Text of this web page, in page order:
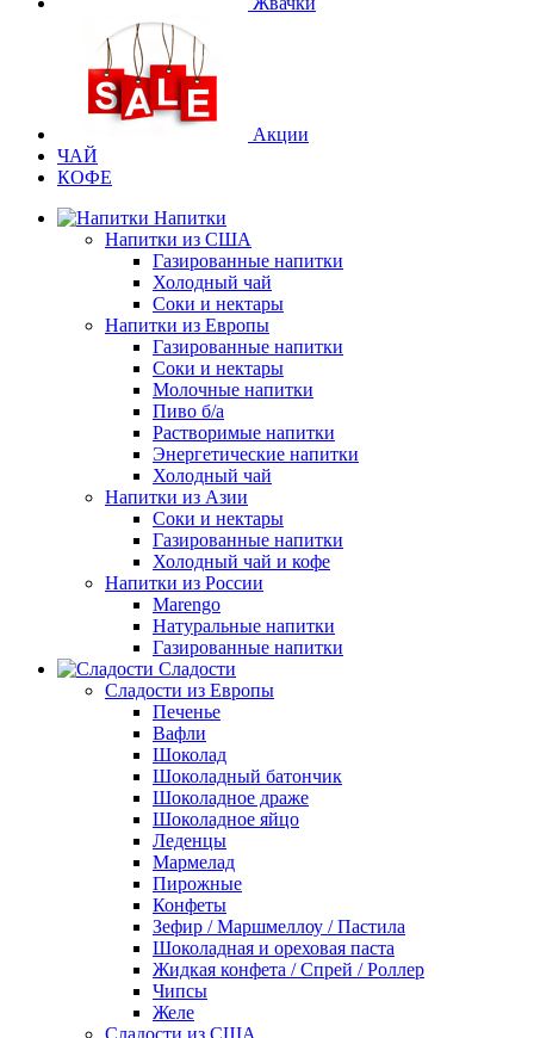
Акции
ЧАЙ
КОФЕ
Напитки
Напитки из США
Газированные напитки
Холодный чай
Соки и нектары
Напитки из Европы
Газированные напитки
Соки и нектары
Молочные напитки
Пиво б/а
Растворимые напитки
Энергетические напитки
Холодный чай
Напитки из Азии
Соки и нектары
Газированные напитки
Холодный чай и кофе
Напитки из России
Marengo
Натуральные напитки
Газированные напитки
Сладости
Сладости из Европы
Печенье
Вафли
Шоколад
Шоколадный батончик
Шоколадное драже
Шоколадное яйцо
Леденцы
Мармелад
Пирожные
Конфеты
Зефир / Маршмеллоу / Пастила
Шоколадная и ореховая паста
Жидкая конфета / Спрей / Роллер
Чипсы
Желе
Сладости из США